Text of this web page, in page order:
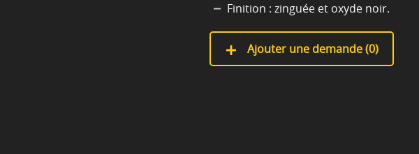
Finition : zinguée et oxyde noir.
Ajouter une demande (0)